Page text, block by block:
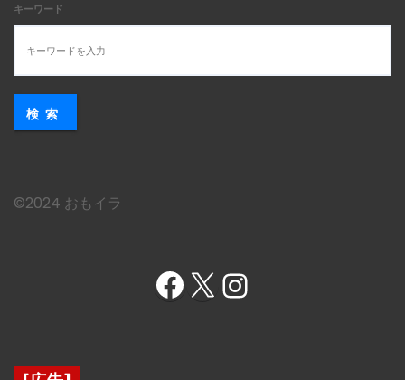
キーワード
検索
©︎2024 おもイラ
Facebook X Instagram